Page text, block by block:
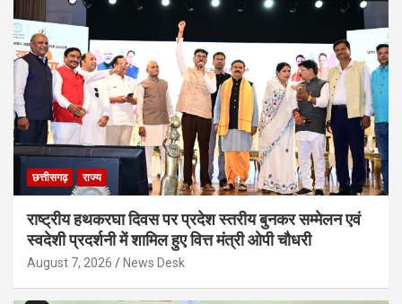
छत्तीसगढ़ राज्य
राष्ट्रीय हथकरघा दिवस पर प्रदेश स्तरीय बुनकर सम्मेलन एवं
स्वदेशी प्रदर्शनी में शामिल हुए वित्त मंत्री ओपी चौधरी
August 7, 2026 News Desk